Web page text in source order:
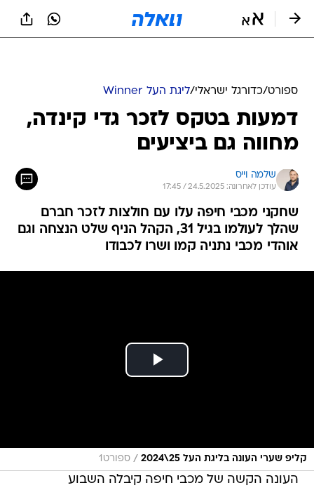
ספורט/כדורגל ישראלי/ליגת העל Winner
דמעות בטקס לזכר גדי קינדה,
מחווה גם ביציעים
שלמה וייס
עודכן לאחרונה: 24.5.2025 / 17:45
שחקני מכבי חיפה עלו עם חולצות לזכר חברם
שהלך לעולמו בגיל 31, הקהל הניף שלט הנצחה וגם
אוהדי מכבי נתניה קמו ושרו לכבודו
קליפ שערי העונה בליגת העל 25\2024 / ספורט1
העונה הקשה של מכבי חיפה קיבלה השבוע